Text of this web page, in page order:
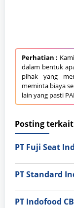
Perhatian :
dalam bentuk
pihak yang
meminta biaya
lain yang pasti
Posting
PT Fuji Seat